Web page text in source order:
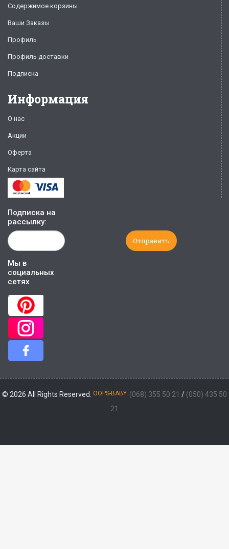
Содержимое корзины
Ваши Заказы
Профиль
Профиль доставки
Подписка
Информация
О нас
Акции
Оферта
Карта сайта
Подписка на
рассылку:
Мы в
социальных
сетях
© 2026 All Rights Reserved. OOPS-BABY. (068) 355 50 21 / (050) 435 50
21